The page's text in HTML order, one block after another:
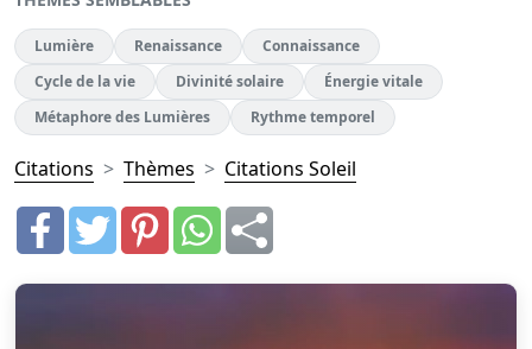
Lumière Renaissance
Connaissance
Cycle de la vie
Divinité solaire
Énergie vitale
Métaphore des Lumières
Rythme temporel
Citations Thèmes Citations Soleil